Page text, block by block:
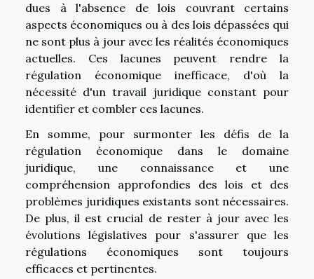
dues à l'absence de lois couvrant certains
aspects économiques ou à des lois dépassées qui
ne sont plus à jour avec les réalités économiques
actuelles. Ces lacunes peuvent rendre la
régulation économique inefficace, d'où la
nécessité d'un travail juridique constant pour
identifier et combler ces lacunes.
En somme, pour surmonter les défis de la
régulation économique dans le domaine
juridique, une connaissance et une
compréhension approfondies des lois et des
problèmes juridiques existants sont nécessaires.
De plus, il est crucial de rester à jour avec les
évolutions législatives pour s'assurer que les
régulations économiques sont toujours
efficaces et pertinentes.